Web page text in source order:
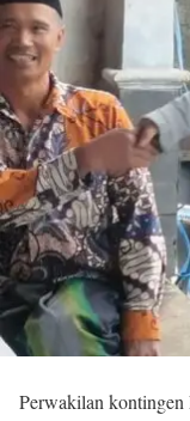
Perwakilan